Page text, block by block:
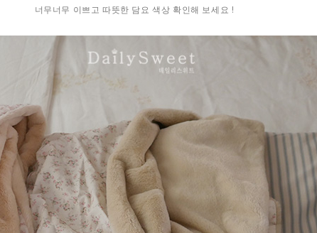
너무너무 이쁘고 따뜻한 담요 색상 확인해 보세요 !